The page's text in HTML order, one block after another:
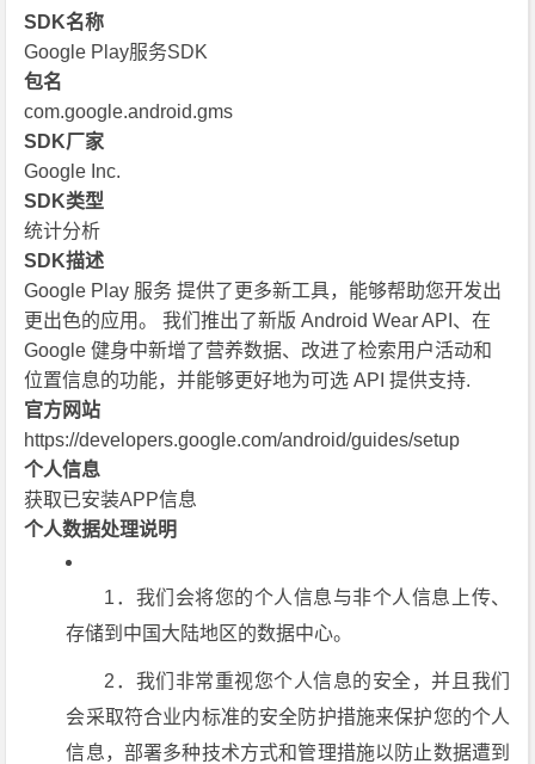
SDK名称
Google Play服务SDK
包名
com.google.android.gms
SDK厂家
Google Inc.
SDK类型
统计分析
SDK描述
Google Play 服务 提供了更多新工具，能够帮助您开发出
更出色的应用。 我们推出了新版 Android Wear API、在
Google 健身中新增了营养数据、改进了检索用户活动和
位置信息的功能，并能够更好地为可选 API 提供支持.
官方网站
https://developers.google.com/android/guides/setup
个人信息
获取已安装APP信息
个人数据处理说明
1．我们会将您的个人信息与非个人信息上传、
存储到中国大陆地区的数据中心。
2．我们非常重视您个人信息的安全，并且我们
会采取符合业内标准的安全防护措施来保护您的个人
信息，部署多种技术方式和管理措施以防止数据遭到